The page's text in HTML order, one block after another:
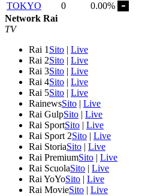
TOKYO
0
0.00%
Network Rai
TV
Rai 1 Sito | Live
Rai 2Sito | Live
Rai 3Sito | Live
Rai 4Sito | Live
Rai 5Sito | Live
RainewsSito | Live
Rai GulpSito | Live
Rai SportSito | Live
Rai Sport 2Sito | Live
Rai StoriaSito | Live
Rai PremiumSito | Live
Rai ScuolaSito | Live
Rai YoYoSito | Live
Rai MovieSito | Live